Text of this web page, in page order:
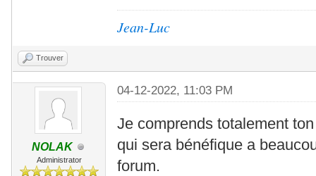
Jean-Luc
Trouver
NOLAK
Administrator
04-12-2022, 11:03 PM
Je comprends totalement
qui sera bénéfique a
forum.